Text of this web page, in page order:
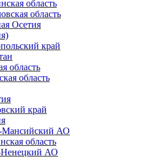
область
область
Осетия
край
область
область
край
Мансийский АО
область
АО